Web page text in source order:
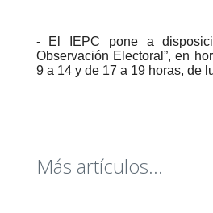
- El IEPC pone a
Observación Electoral”, en
9 a 14 y de 17 a 19 horas, de
Más artículos...